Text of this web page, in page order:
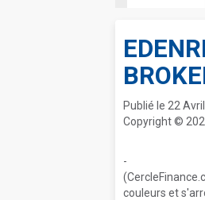
Publié le 22
Copyright ©
-
couleurs et